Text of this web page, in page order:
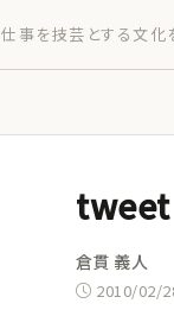
仕事を技芸とする文
tweet
倉貫 義人
2010/02/